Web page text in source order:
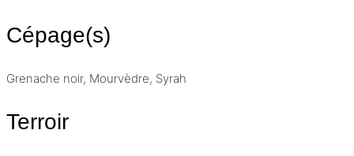
Cépage(s)
Grenache noir, Mourvèdre, Syrah
Terroir